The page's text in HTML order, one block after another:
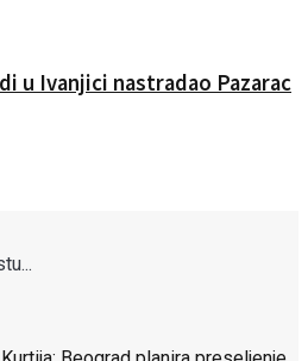
u Ivanjici nastradao Pazarac